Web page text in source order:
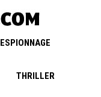
ESPIONNAGE
THRILLER